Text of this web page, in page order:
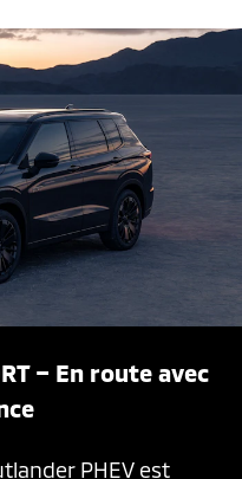
– En route avec
PHEV est